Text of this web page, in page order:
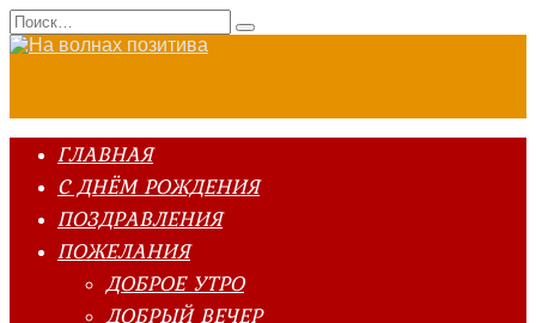
Перейти
к
Search
for:
ГЛАВНАЯ
С ДНЁМ РОЖДЕНИЯ
ПОЗДРАВЛЕНИЯ
ПОЖЕЛАНИЯ
ДОБРОЕ УТРО
ДОБРЫЙ ВЕЧЕР